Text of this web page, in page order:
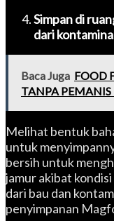
Simpan di
dari kontamin
Baca Juga FOOD
TANPA
Melihat bentuk
untuk
bersih untuk
jamur akibat
dari bau dan
penyimpanan